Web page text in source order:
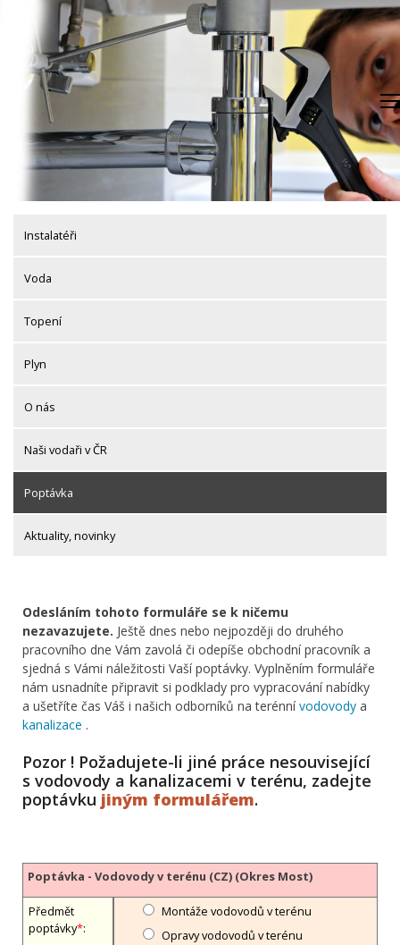
content
Instalatéři
Voda
Topení
Plyn
O nás
Naši vodaři v ČR
Poptávka
Aktuality, novinky
Odesláním tohoto formuláře se k ničemu
nezavazujete. Ještě dnes nebo nejpozději do druhého
pracovního dne Vám zavolá či odepíše obchodní pracovník a
sjedná s Vámi náležitosti Vaší poptávky. Vyplněním formuláře
nám usnadníte připravit si podklady pro vypracování nabídky
a ušetříte čas Váš i našich odborníků na terénnívodovody a
kanalizace .
Pozor ! Požadujete-li jiné práce nesouvisející
s vodovody a kanalizacemi v terénu, zadejte
poptávku jiným formulářem.
Poptávka - Vodovody v terénu (CZ) (Okres Most)
Předmět
poptávky*:
Montáže vodovodů v terénu
Opravy vodovodů v terénu